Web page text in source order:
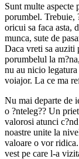
Sunt multe aspecte
porumbel. Trebuie,
oricui sa faca asta,
munca, sute de
Daca vreti sa auziti
porumbelul la
nu au nicio
voiajor. La ce ma
Nu mai departe de
o ?nteleg?? Un
valorosi atunci
noastre unite la
valoare o vor
vest pe care l-a